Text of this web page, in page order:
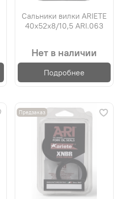
Сальники вилки ARIETE
40х52х8/10,5 ARI.063
Нет в наличии
Подробнее
Предзаказ